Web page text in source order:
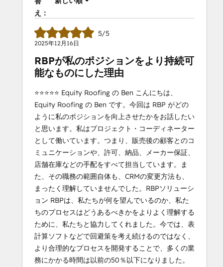
え：
5/5
2025年12月16日
RBPが私のポジションをより持続可
能なものにした理由
⭐️⭐️⭐️⭐️⭐️ Equity Roofing の Ben こんにちは、
Equity Roofing の Ben です。今回は RBP がどの
ように私のポジションを向上させたかをお話したい
と思います。私はプロジェクト・コーディネーター
として働いています。つまり、販売後の顧客とのコ
ミュニケーションや、許可、納品、メーカー保証、
店舗在庫などの手配をすべて担当しています。ま
た、その職務の範囲自体も、CRMの変更方法も、
まったく理解していませんでした。RBPソリューシ
ョン RBPは、私たちが何を望んでいるのか、私た
ちのプロセスはどうあるべきかをよりよく理解する
ために、私たちと協力してくれました。今では、表
計算ソフトなどで回避策を考え続けるのではなく、
より合理的なプロセスを開発することで、多くの業
務にかかる時間は以前の50％以下になりました。